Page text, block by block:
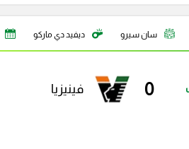
سان سيرو ديفيد دي ماركو
0 فينيزيا